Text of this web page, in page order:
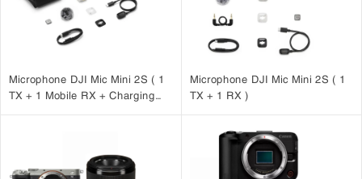
Microphone DJI Mic Mini 2S ( 1
TX + 1 Mobile RX + Charging
Microphone DJI Mic Mini 2S ( 1
TX + 1 RX )